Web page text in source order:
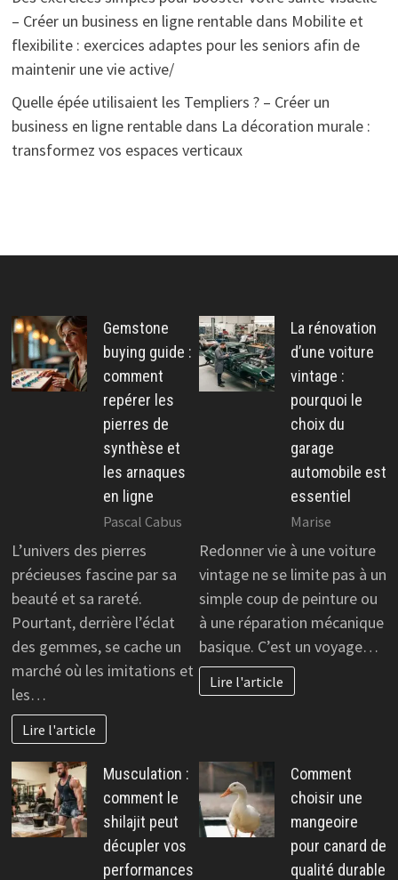
– Créer un business en ligne rentabledans Mobilite et
flexibilite : exercices adaptes pour les seniors afin de
maintenir une vie active/
Quelle épée utilisaient les Templiers ? – Créer un
business en ligne rentabledans La décoration murale :
transformez vos espaces verticaux
Gemstone
buying guide :
comment
repérer les
pierres de
synthèse et
les arnaques
en ligne
Pascal Cabus
L’univers des pierres
précieuses fascine par sa
beauté et sa rareté.
Pourtant, derrière l’éclat
des gemmes, se cache un
marché où les imitations et
les…
Lire l'article
La rénovation
d’une voiture
vintage :
pourquoi le
choix du
garage
automobile est
essentiel
Marise
Redonner vie à une voiture
vintage ne se limite pas à un
simple coup de peinture ou
à une réparation mécanique
basique. C’est un voyage…
Lire l'article
Musculation :
comment le
shilajit peut
décupler vos
performances
Comment
choisir une
mangeoire
pour canard de
qualité durable